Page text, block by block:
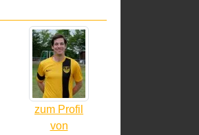
zum Profil
von